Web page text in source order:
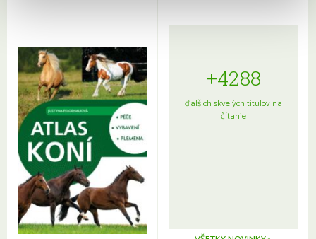
+4288
ďalších skvelých titulov na
čítanie